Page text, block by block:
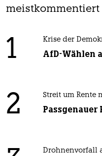
meistkommentiert
1 Krise der
AfD-Wählen
2 Streit um Rente
Passgenauer
Drohnenvorfall